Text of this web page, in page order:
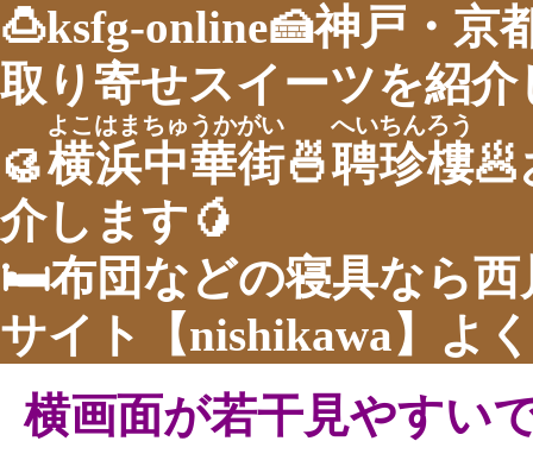
🍮ksfg-online🍰神戸・京
取り寄せスイーツを紹介
🥮横浜中華街
よこはまちゅうかがい
🍜聘珍樓
へいちんろう
🥟
介します🥭
🛏布団などの寝具なら西
サイト【nishikawa】よ
横画面が若干見やすい